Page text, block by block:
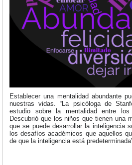
Establecer una mentalidad abundante
nuestras vidas. “La psicóloga de
estudio sobre la mentalidad entre los
Descubrió que los niños que tienen una
que se puede desarrollar la inteligencia
los desafíos académicos que aquellos
de que la inteligencia está